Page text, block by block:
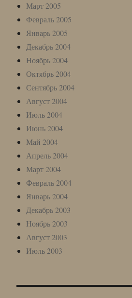
Март 2005
Февраль 2005
Январь 2005
Декабрь 2004
Ноябрь 2004
Октябрь 2004
Сентябрь 2004
Август 2004
Июль 2004
Июнь 2004
Май 2004
Апрель 2004
Март 2004
Февраль 2004
Январь 2004
Декабрь 2003
Ноябрь 2003
Август 2003
Июль 2003